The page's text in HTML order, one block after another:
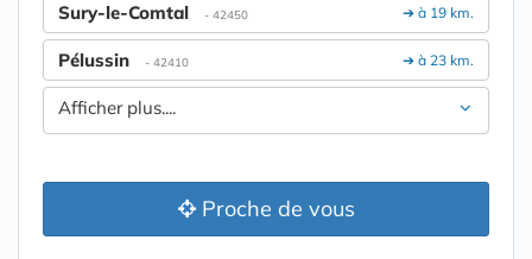
➔ à 19 km.
Sury-le-Comtal - 42450
➔ à 23 km.
Pélussin - 42410
Afficher plus....
Proche de vous